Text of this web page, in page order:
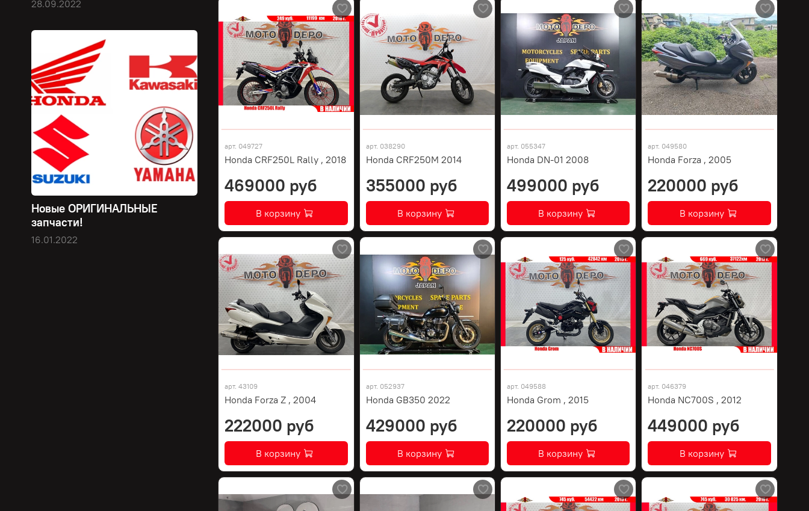
арт. 049727
Honda CRF250L Rally , 2018
469000 руб
В корзину
арт. 038290
Honda CRF250M 2014
355000 руб
В корзину
арт. 055347
Honda DN-01 2008
499000 руб
В корзину
арт. 049580
Honda Forza , 2005
220000 руб
В корзину
арт.43109
Honda Forza Z , 2004
222000 руб
В корзину
арт. 052937
Honda GB350 2022
429000 руб
В корзину
арт. 049588
Honda Grom , 2015
220000 руб
В корзину
арт. 046379
Honda NC700S , 2012
449000 руб
В корзину
28.09.2022
Новые ОРИГИНАЛЬНЫЕ
запчасти!
16.01.2022